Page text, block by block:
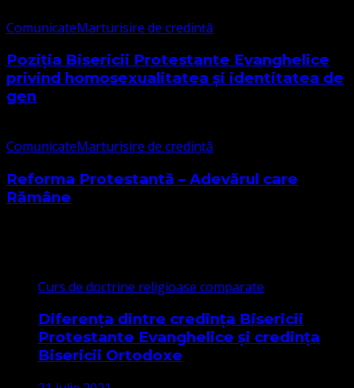
ComunicateMarturisire de credință
Poziția Bisericii Protestante Evanghelice
privind homosexualitatea și identitatea de
gen
ComunicateMarturisire de credință
Reforma Protestantă – Adevărul care
Rămâne
Curs de doctrine religioase comparate
Diferența dintre credința Bisericii
Protestante Evanghelice și credința
Bisericii Ortodoxe